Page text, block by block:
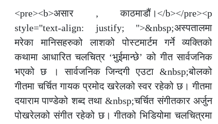
<pre><b>असार , काठमाडौं।</b></pre><p
style="text-align: justify; ">&nbsp;अस्पतालमा
मरेका मानिसहरुको लाशको पोस्टमार्टम गर्ने व्यक्तिको
कथामा आधारित चलचित्र ‘भुईमान्छे’ को गीत सार्वजनिक
भएको छ । सार्वजनिक जिन्दगी एउटा &nbsp;बोलको
गीतमा चर्चित गायक प्रमोद खरेलको स्वर रहेको छ। गीतमा
दयाराम पाण्डेको शब्द तथा &nbsp;चर्चित संगीतकार अर्जुन
पोखरेलको संगीत रहेको छ। गीतको भिडियोमा चलचित्रमा